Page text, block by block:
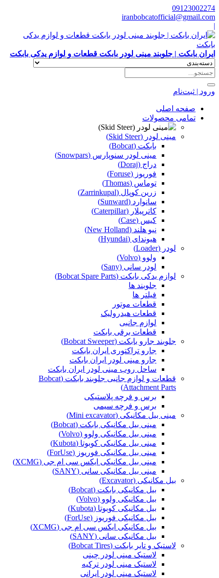
09123002274
iranbobcatofficial@gmail.com
|
ایران بابکت | جلوبند مینی لودر بابکت قطعات و لوازم یدکی بابکت
ورود | ثبت‌نام
صفحه اصلی
تمامی محصولات
مینی لودر (Skid Steer)
بابکت (Bobcat)
مینی لودر سنوپارس (Snowpars)
دراج (Doraj)
فوریوز (Foruse)
توماس (Thomas)
زرین کوپال (Zarrinkupal)
سانوارد (Sunward)
کاترپیلار (Caterpillar)
کیس (Case)
نیو هلند (New Holland)
هیوندای (Hyundai)
لودر (Loader)
ولوو (Volvo)
لودر سانی (Sany)
لوازم یدکی بابکت (Bobcat Spare Parts)
جلوبند ها
فیلتر ها
قطعات موتور
قطعات هیدرولیک
لوازم جانبی
قطعات برقی بابکت
جلوبند جارو بابکت (Bobcat Sweeper)
جارو تراکتوری ایران بابکت
جارو مینی لودر ایران بابکت
ساحل روب مینی لودر ایران بابکت
قطعات و لوازم جانبی جلوبند بابکت (Bobcat
Attachment Parts)
برس و فرچه پلاستیکی
برس و فرچه سیمی
مینی بیل مکانیکی (Mini excavator)
مینی بیل مکانیکی بابکت (Bobcat)
مینی بیل مکانیکی ولوو (Volvo)
مینی بیل مکانیکی کوبوتا (Kubota)
مینی بیل مکانیکی فوریوز (ForUse)
مینی بیل مکانیکی ایکس سی ام جی (XCMG)
مینی بیل مکانیکی سانی (SANY)
بیل مکانیکی (Excavator)
بیل مکانیکی بابکت (Bobcat)
بیل مکانیکی ولوو (Volvo)
بیل مکانیکی کوبوتا (Kubota)
بیل مکانیکی فوریوز (ForUse)
بیل مکانیکی ایکس سی ام جی (XCMG)
بیل مکانیکی سانی (SANY)
لاستیک و تایر بابکت (Bobcat Tires)
لاستیک مینی لودر چینی
لاستیک مینی لودر ترکیه
لاستیک مینی لودر ایرانی